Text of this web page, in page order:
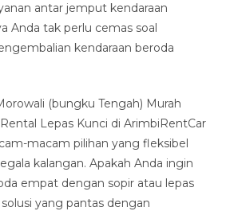
antar jemput kendaraan
Anda tak perlu cemas soal
kendaraan beroda
(bungku Tengah) Murah
Lepas Kunci di ArimbiRentCar
macam pilihan yang fleksibel
kalangan. Apakah Anda ingin
empat dengan sopir atau lepas
yang pantas dengan